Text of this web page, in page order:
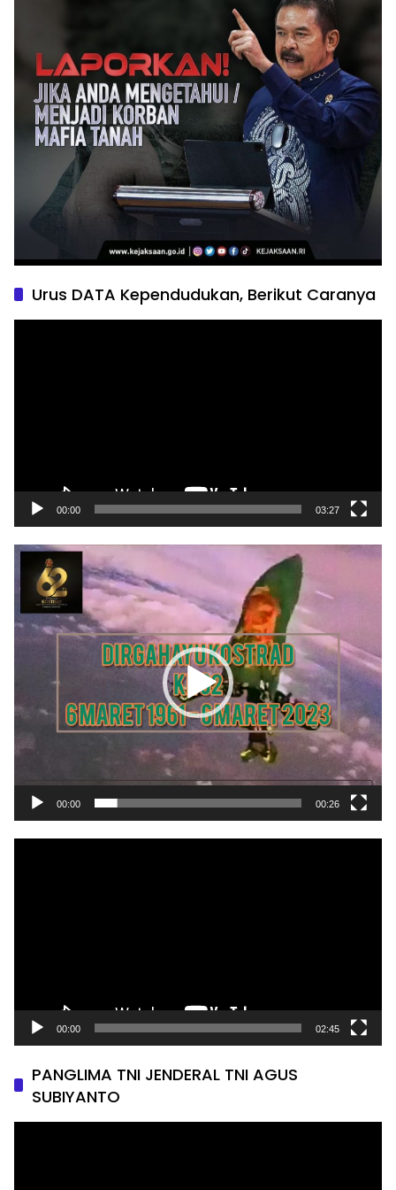
Urus DATA Kependudukan, Berikut Caranya
00:00 03:27
Pemutar
Video
00:00 00:26
00:00 02:45
PANGLIMA TNI JENDERAL TNI AGUS
SUBIYANTO